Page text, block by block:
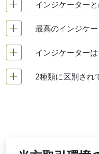
要です。こうした
ムがないとボラティ
る可能性があります
すべての移動平均は
しますが、価格デ
インジケーター
FXインジケーターと
に表示しているサポー
ケーターの活用は、そ
やすくする効果があり
せて分析することで、
最高のインジケ
今後の値動きを予想す
析してチャート上に視
インジケーターの役割
インジケーター
インジケーターは目で
2種類に区別され